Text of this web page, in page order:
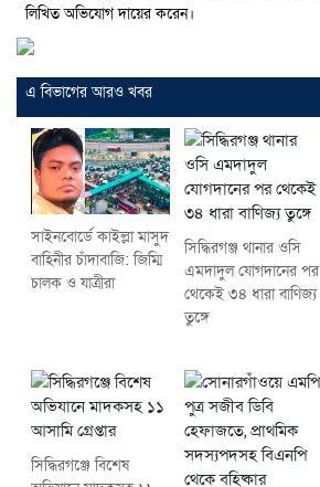
লিখিত অভিযোগ দায়ের করেন।
এ বিভাগের আরও খবর
সাইনবোর্ডে কাইল্লা মাসুদ
বাহিনীর চাঁদাবাজি: জিম্মি
চালক ও যাত্রীরা
সিদ্ধিরগঞ্জ থানার ওসি
এমদাদুল যোগদানের পর
থেকেই ৩৪ ধারা বাণিজ্য
তুঙ্গে
সিদ্ধিরগঞ্জে বিশেষ